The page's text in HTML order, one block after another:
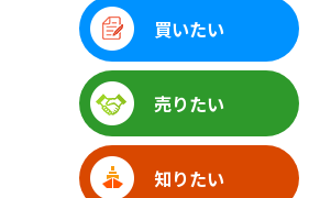
買いたい
売りたい
知りたい